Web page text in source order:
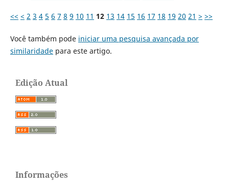
<< < 2 3 4 5 6 7 8 9 10 11 12 13 14 15 16 17 18 19 20 21 > >>
Você também pode iniciar uma pesquisa avançada por
similaridadepara este artigo.
Edição Atual
Informações